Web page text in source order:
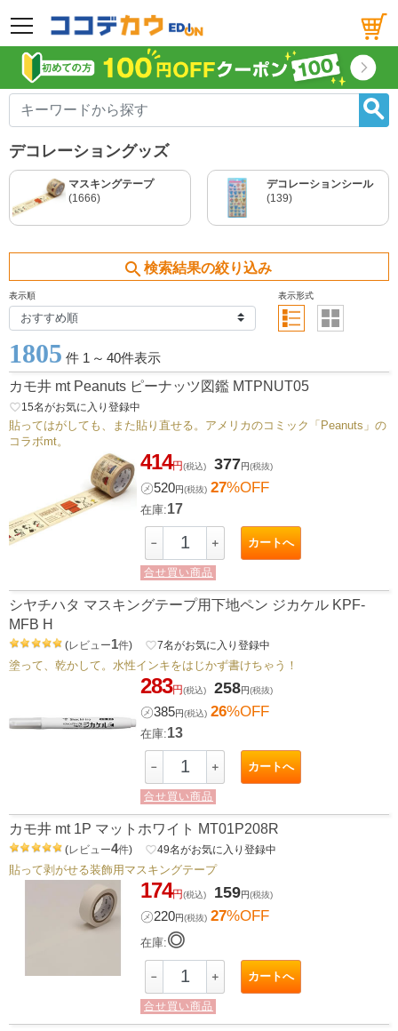
メニュー
デコレーショングッズ
マスキングテープ
(1666)
デコレーションシール
(139)
search 検索結果の絞り込み
表示順 表示形式
1805 件 1 ～ 40件表示
カモ井 mt Peanuts ピーナッツ図鑑 MTPNUT05
favorite_border15名がお気に入り登録中
貼ってはがしても、また貼り直せる。アメリカのコミック「Peanuts」の
コラボmt。
414円(税込) 377円(税抜)
㋱520円(税抜) 27%OFF
在庫:17
－ ＋ カートへ
合せ買い商品
シヤチハタ マスキングテープ用下地ペン ジカケル KPF-
MFB H
(レビュー1件) favorite_border7名がお気に入り登録中
塗って、乾かして。水性インキをはじかず書けちゃう！
283円(税込) 258円(税抜)
㋱385円(税込) 26%OFF
在庫:13
－ ＋ カートへ
合せ買い商品
カモ井 mt 1P マットホワイト MT01P208R
(レビュー4件) favorite_border49名がお気に入り登録中
貼って剥がせる装飾用マスキングテープ
174円(税込) 159円(税抜)
㋱220円(税抜) 27%OFF
在庫:◎
－ ＋ カートへ
合せ買い商品